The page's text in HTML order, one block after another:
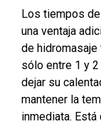
Los tiempos
una ventaja
de
sólo entre 1 y
dejar su
mantener la
inmediata.